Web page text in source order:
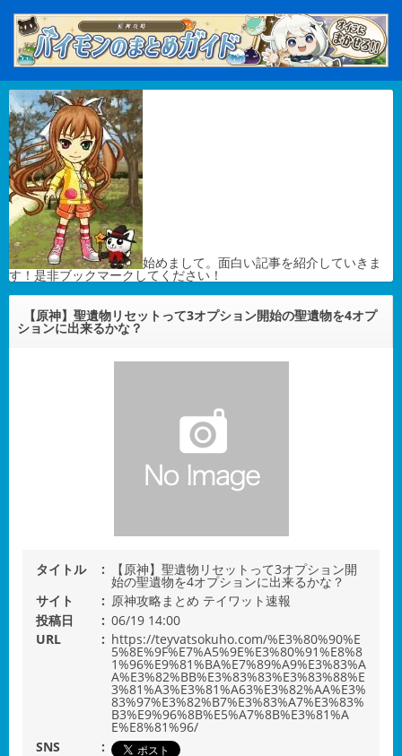
始めまして。面白い記事を紹介していきま
す！是非ブックマークしてください！
【原神】聖遺物リセットって3オプション開始の聖遺物を4オプ
ションに出来るかな？
タイトル 【原神】聖遺物リセットって3オプション開
始の聖遺物を4オプションに出来るかな？
サイト
原神攻略まとめ テイワット速報
投稿日
06/19 14:00
URL
https://teyvatsokuho.com/%E3%80%90%E
5%8E%9F%E7%A5%9E%E3%80%91%E8%8
1%96%E9%81%BA%E7%89%A9%E3%83%A
A%E3%82%BB%E3%83%83%E3%83%88%E
3%81%A3%E3%81%A63%E3%82%AA%E3%
83%97%E3%82%B7%E3%83%A7%E3%83%
B3%E9%96%8B%E5%A7%8B%E3%81%A
E%E8%81%96/
SNS